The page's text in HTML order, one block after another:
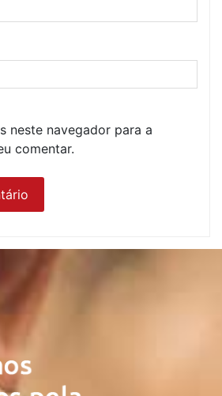
neste navegador para a
comentar.